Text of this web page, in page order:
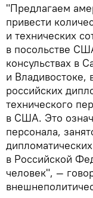
"Предлагаем
привести
и технических
в посольстве
консульствах в
и Владивостоке,
российских
технического
в США. Это
персонала,
в Российской
человек", —